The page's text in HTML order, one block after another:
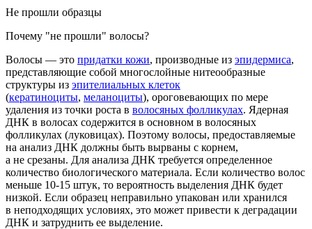
Не прошли образцы
Почему "не прошли" волосы?
Волосы — это придатки кожи, производные из эпидермиса,
представляющие собой многослойные нитеообразные
структуры из эпителиальных клеток
(кератиноциты, меланоциты), ороговевающих по мере
удаления из точки роста в волосяных фолликулах. Ядерная
ДНК в волосах содержится в основном в волосяных
фолликулах (луковицах). Поэтому волосы, предоставляемые
на анализ ДНК должны быть вырваны с корнем,
а не срезаны. Для анализа ДНК требуется определенное
количество биологического материала. Если количество волос
меньше 10-15 штук, то вероятность выделения ДНК будет
низкой. Если образец неправильно упакован или хранился
в неподходящих условиях, это может привести к деградации
ДНК и затруднить ее выделение.